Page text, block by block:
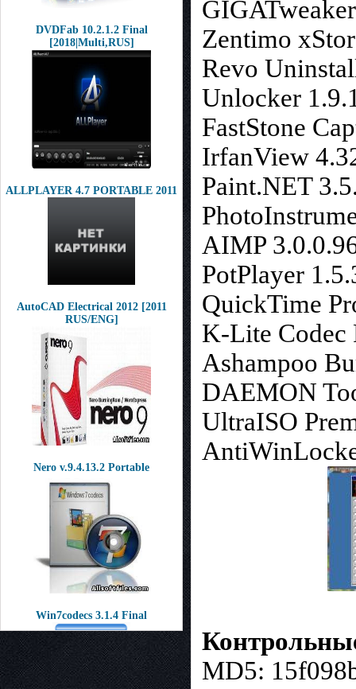
DVDFab 10.2.1.2 Final
[2018|Multi,RUS]
ALLPLAYER 4.7 PORTABLE 2011
AutoCAD Electrical 2012 [2011
RUS/ENG]
Nero v.9.4.13.2 Portable
Win7codecs 3.1.4 Final
Zentimo
Revo
Unlocker
FastStone
IrfanView
Paint.NET
AIMP
PotPlayer
QuickTime
K-Lite Codec
Ashampoo
DAEMON
UltraISO
MD5: